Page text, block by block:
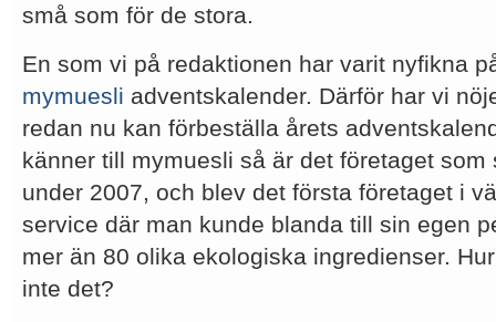
små som för de stora.
En som vi på redaktionen har varit nyfikna
mymuesli adventskalender. Därför har vi
redan nu kan förbeställa årets
känner till mymuesli så är det företaget som
under 2007, och blev det första företaget i
service där man kunde blanda till sin egen
mer än 80 olika ekologiska ingredienser.
inte det?